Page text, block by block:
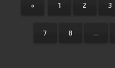
« 1 2 3
7 8 ...